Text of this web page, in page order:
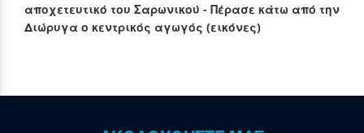
αποχετευτικό του Σαρωνικού - Πέρασε κάτω από την
Διώρυγα ο κεντρικός αγωγός (εικόνες)